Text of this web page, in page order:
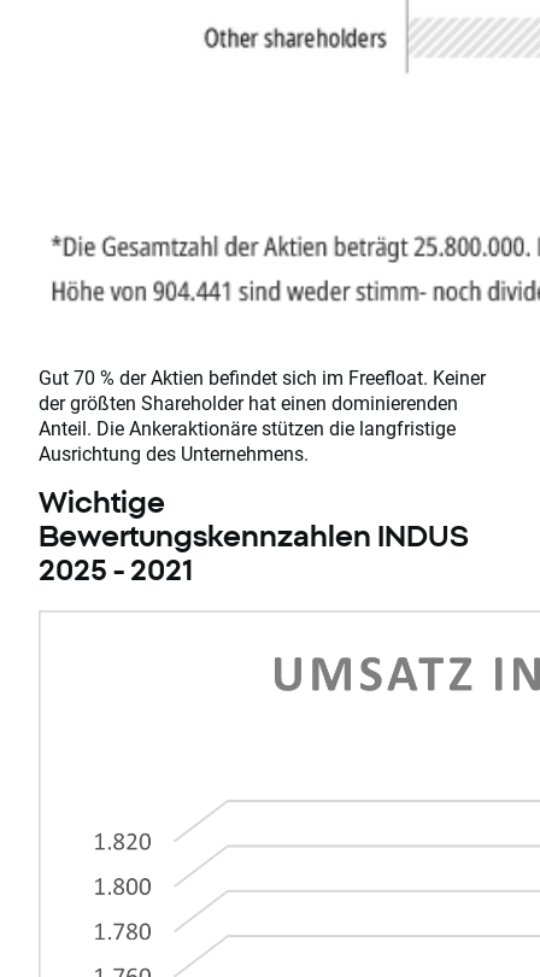
Gut 70 % der Aktien befindet sich im Freefloat. Keiner
der größten Shareholder hat einen dominierenden
Anteil. Die Ankeraktionäre stützen die langfristige
Ausrichtung des Unternehmens.
Wichtige
Bewertungskennzahlen INDUS
2025 - 2021